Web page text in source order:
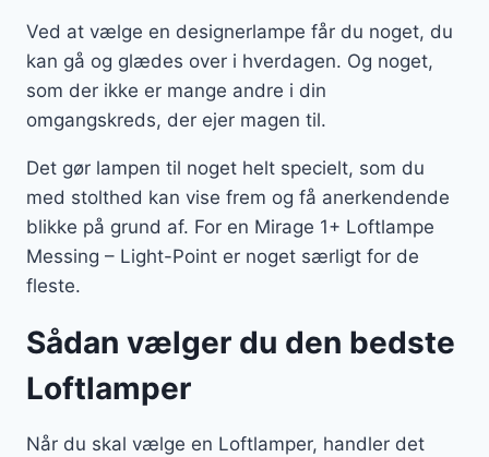
Ved at vælge en designerlampe får du noget, du
kan gå og glædes over i hverdagen. Og noget,
som der ikke er mange andre i din
omgangskreds, der ejer magen til.
Det gør lampen til noget helt specielt, som du
med stolthed kan vise frem og få anerkendende
blikke på grund af. For en Mirage 1+ Loftlampe
Messing – Light-Point er noget særligt for de
fleste.
Sådan vælger du den bedste
Loftlamper
Når du skal vælge en Loftlamper, handler det